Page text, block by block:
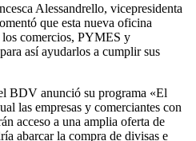
Alessandrello, vicepresidenta
que esta nueva oficina
comercios, PYMES y
así ayudarlos a cumplir sus
BDV anunció su programa «El
las empresas y comerciantes con
acceso a una amplia oferta de
abarcar la compra de divisas e